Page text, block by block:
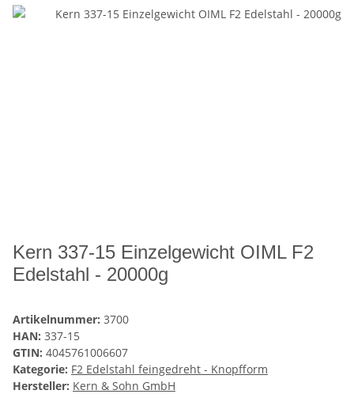
Kern 337-15 Einzelgewicht OIML F2
Edelstahl - 20000g
Artikelnummer: 3700
HAN: 337-15
GTIN: 4045761006607
Kategorie: F2 Edelstahl feingedreht - Knopfform
Hersteller: Kern & Sohn GmbH